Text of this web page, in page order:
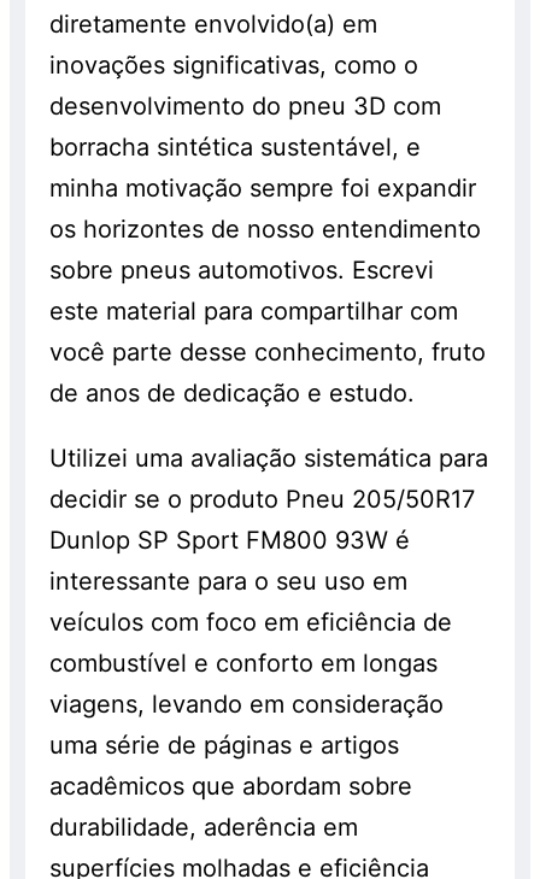
diretamente envolvido(a) em
inovações significativas, como o
desenvolvimento do pneu 3D com
borracha sintética sustentável, e
minha motivação sempre foi expandir
os horizontes de nosso entendimento
sobre pneus automotivos. Escrevi
este material para compartilhar com
você parte desse conhecimento, fruto
de anos de dedicação e estudo.
Utilizei uma avaliação sistemática para
decidir se o produto Pneu 205/50R17
Dunlop SP Sport FM800 93W é
interessante para o seu uso em
veículos com foco em eficiência de
combustível e conforto em longas
viagens, levando em consideração
uma série de páginas e artigos
acadêmicos que abordam sobre
durabilidade, aderência em
superfícies molhadas e eficiência